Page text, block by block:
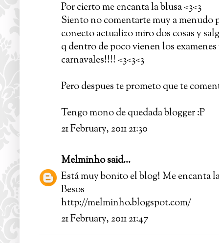
Por cierto me encanta la blusa <3<3
Siento no comentarte muy a menudo
conecto actualizo miro dos cosas y
q dentro de poco vienen los
carnavales!!!! <3<3<3
Pero despues te prometo que te
Tengo mono de quedada blogger :P
21 February, 2011 21:30
Melminhosaid...
Está muy bonito el blog! Me encanta
Besos
http://melminho.blogspot.com/
21 February, 2011 21:47